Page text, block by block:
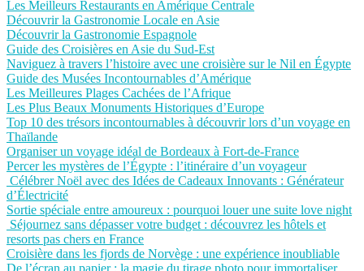
Les Meilleurs Restaurants en Amérique Centrale
Découvrir la Gastronomie Locale en Asie
Découvrir la Gastronomie Espagnole
Guide des Croisières en Asie du Sud-Est
Naviguez à travers l’histoire avec une croisière sur le Nil en Égypte
Guide des Musées Incontournables d’Amérique
Les Meilleures Plages Cachées de l’Afrique
Les Plus Beaux Monuments Historiques d’Europe
Top 10 des trésors incontournables à découvrir lors d’un voyage en
Thaïlande
Organiser un voyage idéal de Bordeaux à Fort-de-France
Percer les mystères de l’Égypte : l’itinéraire d’un voyageur
Célébrer Noël avec des Idées de Cadeaux Innovants : Générateur
d’Électricité
Sortie spéciale entre amoureux : pourquoi louer une suite love night
Séjournez sans dépasser votre budget : découvrez les hôtels et
resorts pas chers en France
Croisière dans les fjords de Norvège : une expérience inoubliable
De l’écran au papier : la magie du tirage photo pour immortaliser